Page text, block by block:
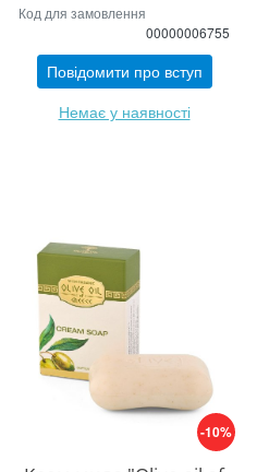
Код для замовлення
00000006755
Повідомити про вступ
Немає у наявності
-10%